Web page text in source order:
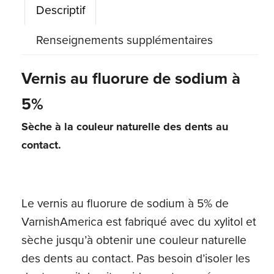
quantité
Descriptif
Renseignements supplémentaires
Vernis au fluorure de sodium à
5%
Sèche à la couleur naturelle des dents au
contact.
Le vernis au fluorure de sodium à 5% de
VarnishAmerica est fabriqué avec du xylitol et
sèche jusqu’à obtenir une couleur naturelle
des dents au contact. Pas besoin d’isoler les